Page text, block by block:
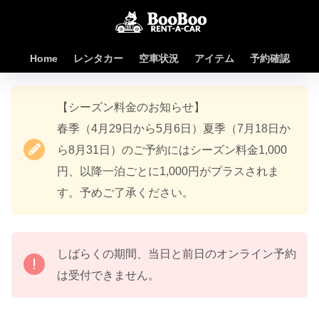
Home レンタカー 空車状況 アイテム 予約確認
【シーズン料金のお知らせ】
春季（4月29日から5月6日）夏季（7月18日か
ら8月31日）のご予約にはシーズン料金1,000
円、以降一泊ごとに1,000円がプラスされま
す。予めご了承ください。
しばらくの期間、当日と前日のオンライン予約
は受付できません。